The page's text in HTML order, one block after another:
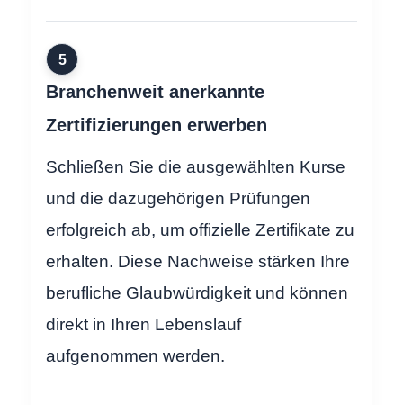
5
Branchenweit anerkannte
Zertifizierungen erwerben
Schließen Sie die ausgewählten Kurse
und die dazugehörigen Prüfungen
erfolgreich ab, um offizielle Zertifikate zu
erhalten. Diese Nachweise stärken Ihre
berufliche Glaubwürdigkeit und können
direkt in Ihren Lebenslauf
aufgenommen werden.